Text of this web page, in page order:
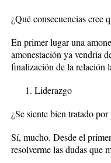
¿Qué consecuencias cree
En primer lugar una
amonestación ya vendría
finalización de la relación
Liderazgo
¿Se siente bien tratado
Sí, mucho. Desde el
resolverme las dudas que